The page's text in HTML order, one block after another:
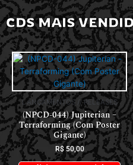
CDS MAIS
LANÇAMENTOS // RELEASES
(NPCD-044) Jupiterian –
Terraforming (Com Poster
Gigante)
R$50,00